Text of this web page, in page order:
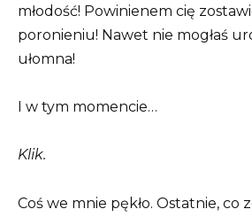
młodość! Powinienem cię
poronieniu! Nawet nie mogłaś
ułomna!
I w tym momencie…
Klik.
Coś we mnie pękło. Ostatnie, co